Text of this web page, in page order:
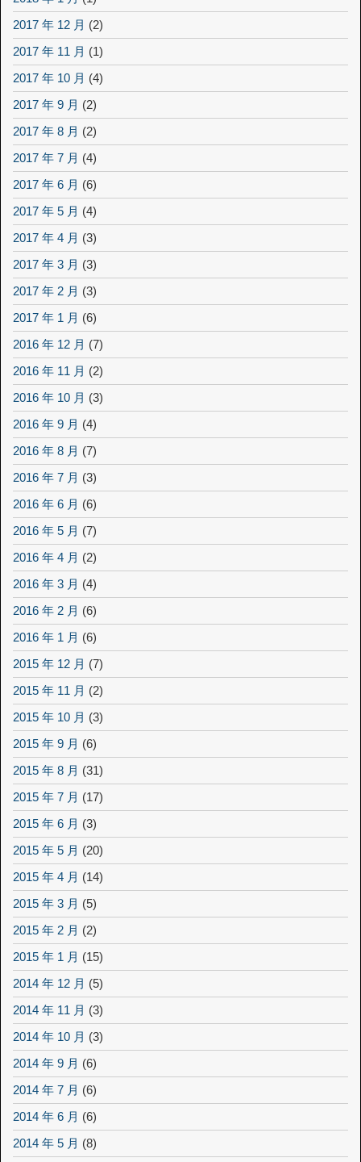
2017 年 12 月 (2)
2017 年 11 月 (1)
2017 年 10 月 (4)
2017 年 9 月 (2)
2017 年 8 月 (2)
2017 年 7 月 (4)
2017 年 6 月 (6)
2017 年 5 月 (4)
2017 年 4 月 (3)
2017 年 3 月 (3)
2017 年 2 月 (3)
2017 年 1 月 (6)
2016 年 12 月 (7)
2016 年 11 月 (2)
2016 年 10 月 (3)
2016 年 9 月 (4)
2016 年 8 月 (7)
2016 年 7 月 (3)
2016 年 6 月 (6)
2016 年 5 月 (7)
2016 年 4 月 (2)
2016 年 3 月 (4)
2016 年 2 月 (6)
2016 年 1 月 (6)
2015 年 12 月 (7)
2015 年 11 月 (2)
2015 年 10 月 (3)
2015 年 9 月 (6)
2015 年 8 月 (31)
2015 年 7 月 (17)
2015 年 6 月 (3)
2015 年 5 月 (20)
2015 年 4 月 (14)
2015 年 3 月 (5)
2015 年 2 月 (2)
2015 年 1 月 (15)
2014 年 12 月 (5)
2014 年 11 月 (3)
2014 年 10 月 (3)
2014 年 9 月 (6)
2014 年 7 月 (6)
2014 年 6 月 (6)
2014 年 5 月 (8)